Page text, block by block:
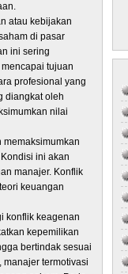
atau kebijakan
di pasar
ini sering
tujuan
profesional yang
diangkat oleh
nilai
ini akan
manajer. Konflik
keuangan
konflik keagenan
kepemilikan
bertindak sesuai
termotivasi